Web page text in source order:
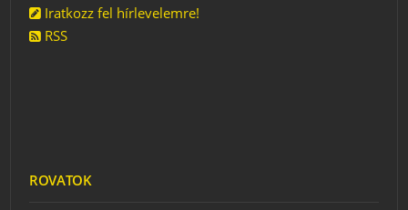
Iratkozz fel hírlevelemre!
RSS
ROVATOK